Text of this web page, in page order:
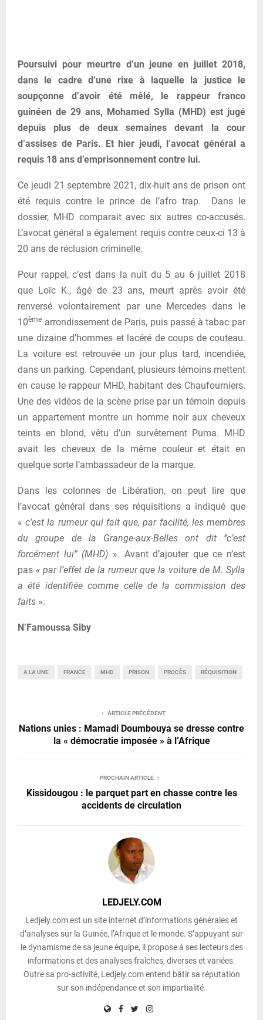
Poursuivi pour meurtre d’un jeune en juillet 2018,
dans le cadre d’une rixe à laquelle la justice le
soupçonne d’avoir été mêlé, le rappeur franco
guinéen de 29 ans, Mohamed Sylla (MHD) est jugé
depuis plus de deux semaines devant la cour
d’assises de Paris. Et hier jeudi, l’avocat général a
requis 18 ans d’emprisonnement contre lui.
Ce jeudi 21 septembre 2021, dix-huit ans de prison ont
été requis contre le prince de l’afro trap. Dans le
dossier, MHD comparait avec six autres co-accusés.
L’avocat général a également requis contre ceux-ci 13 à
20 ans de réclusion criminelle.
Pour rappel, c’est dans la nuit du 5 au 6 juillet 2018
que Loïc K., âgé de 23 ans, meurt après avoir été
renversé volontairement par une Mercedes dans le
10ème arrondissement de Paris, puis passé à tabac par
une dizaine d’hommes et lacéré de coups de couteau.
La voiture est retrouvée un jour plus tard, incendiée,
dans un parking. Cependant, plusieurs témoins mettent
en cause le rappeur MHD, habitant des Chaufourniers.
Une des vidéos de la scène prise par un témoin depuis
un appartement montre un homme noir aux cheveux
teints en blond, vêtu d’un survêtement Puma. MHD
avait les cheveux de la même couleur et était en
quelque sorte l’ambassadeur de la marque.
Dans les colonnes de Libération, on peut lire que
l’avocat général dans ses réquisitions a indiqué que
«c’est la rumeur qui fait que, par facilité, les membres
du groupe de la Grange-aux-Belles ont dit ‘’c’est
forcément lui” (MHD) ». Avant d’ajouter que ce n’est
pas « par l’effet de la rumeur que la voiture de M. Sylla
a été identifiée comme celle de la commission des
faits ».
N’Famoussa Siby
A LA UNE FRANCE MHD PRISON PROCÈS RÉQUISITION
ARTICLE PRÉCÉDENT
Nations unies : Mamadi Doumbouya se dresse contre
la « démocratie imposée » à l’Afrique
PROCHAIN ARTICLE
Kissidougou : le parquet part en chasse contre les
accidents de circulation
LEDJELY.COM
Ledjely.com est un site internet d’informations générales et
d’analyses sur la Guinée, l’Afrique et le monde. S’appuyant sur
le dynamisme de sa jeune équipe, il propose à ses lecteurs des
informations et des analyses fraîches, diverses et variées.
Outre sa pro-activité, Ledjely.com entend bâtir sa réputation
sur son indépendance et son impartialité.